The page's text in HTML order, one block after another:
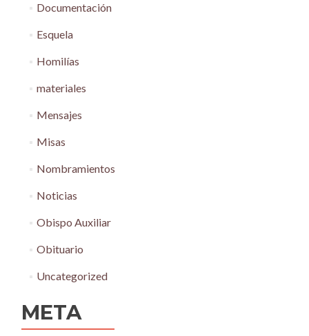
Documentación
Esquela
Homilías
materiales
Mensajes
Misas
Nombramientos
Noticias
Obispo Auxiliar
Obituario
Uncategorized
META